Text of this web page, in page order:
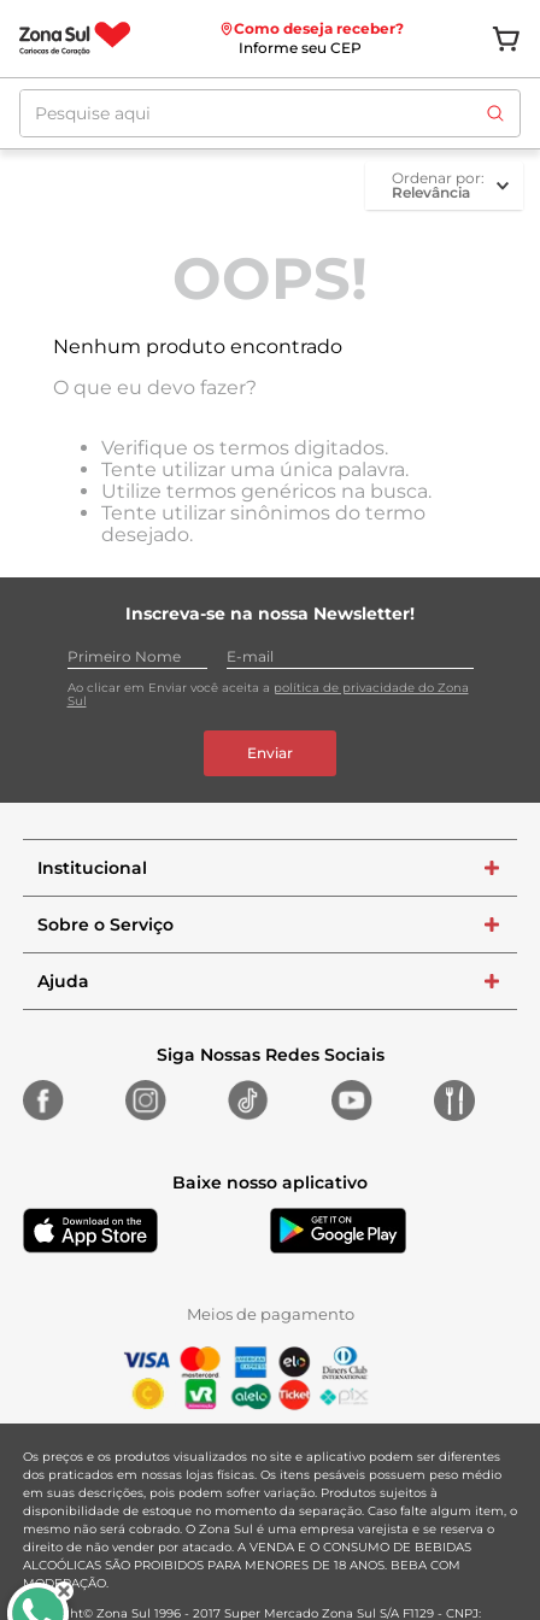
Como deseja receber?
Informe seu CEP
Pesquise aqui
ordenar por
Relevância
OOPS!
Nenhum produto encontrado
O que eu devo fazer?
Verifique os termos digitados.
Tente utilizar uma única palavra.
Utilize termos genéricos na busca.
Tente utilizar sinônimos do termo
desejado.
Inscreva-se na nossa Newsletter!
Ao clicar em Enviar você aceita a política de privacidade do Zona
Sul
Enviar
Institucional +
Sobre o Serviço +
Ajuda +
Siga Nossas Redes Sociais
Baixe nosso aplicativo
Meios de pagamento
Os preços e os produtos visualizados no site e aplicativo podem ser diferentes
dos praticados em nossas lojas físicas. Os itens pesáveis possuem peso médio
em suas descrições, pois podem sofrer variação. Produtos sujeitos à
disponibilidade de estoque no momento da separação. Caso falte algum item, o
mesmo não será cobrado. O Zona Sul é uma empresa varejista e se reserva o
direito de não vender por atacado. A VENDA E O CONSUMO DE BEBIDAS
ALCOÓLICAS SÃO PROIBIDOS PARA MENORES DE 18 ANOS. BEBA COM
MODERAÇÃO.
Copyright© Zona Sul 1996 - 2017 Super Mercado Zona Sul S/A F1129 - CNPJ: